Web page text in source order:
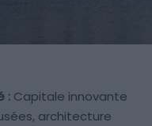
: Capitale innovante
architecture